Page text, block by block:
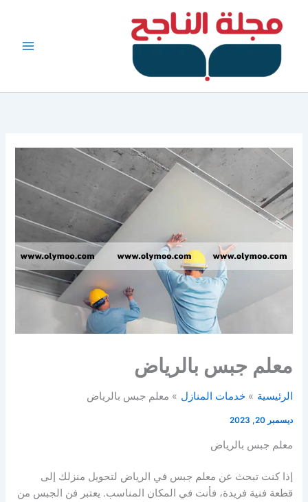
معلم جبس بالرياض
الرئيسية خدمات المنازل معلم جبس بالرياض
ديسمبر 20, 2023
معلم جبس بالرياض
إذا كنت تبحث عن معلم جبس في الرياض لتحويل منزلك إلى
قطعة فنية فريدة، فأنت في المكان المناسب. يعتبر فن الجبس من